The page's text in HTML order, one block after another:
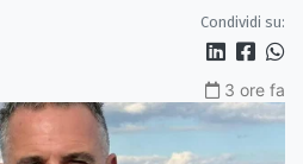
Condividi su:
3 ore fa